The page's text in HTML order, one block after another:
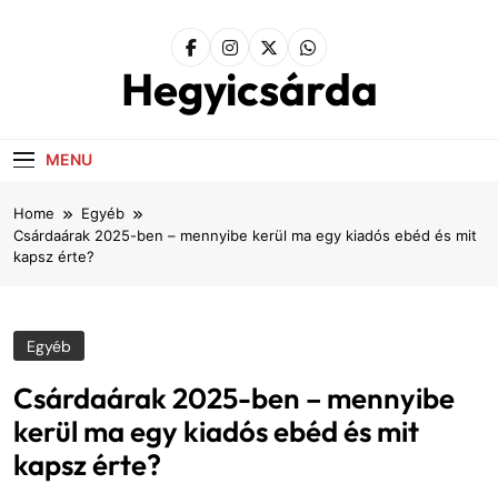
Hegyicsárda
MENU
Home
Egyéb
Csárdaárak 2025-ben – mennyibe kerül ma egy kiadós ebéd és mit
kapsz érte?
Egyéb
Csárdaárak 2025-ben – mennyibe
kerül ma egy kiadós ebéd és mit
kapsz érte?